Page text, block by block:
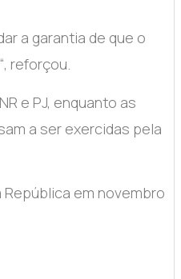
a garantia de que o
reforçou.
e PJ, enquanto as
a ser exercidas pela
em novembro